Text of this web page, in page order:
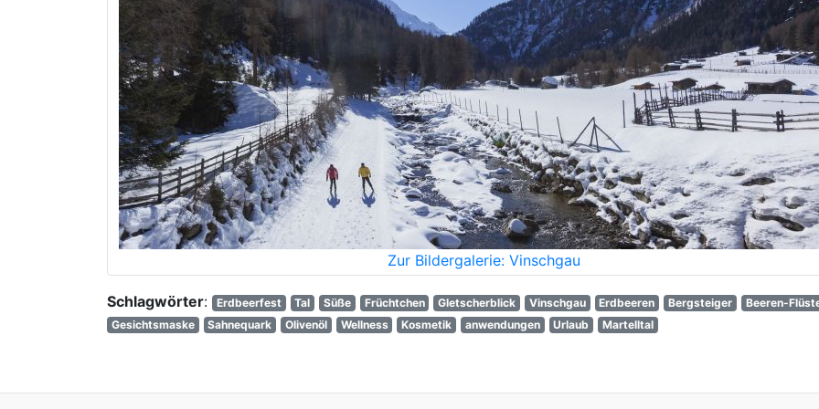
Zur Bildergalerie: Vinschgau
Schlagwörter: Erdbeerfest Tal Süße Früchtchen Gletscherblick Vinschgau Erdbeeren Bergsteiger
Beeren-
Gesichtsmaske
Sahnequark Olivenöl Wellness Kosmetik anwendungen Urlaub Martelltal